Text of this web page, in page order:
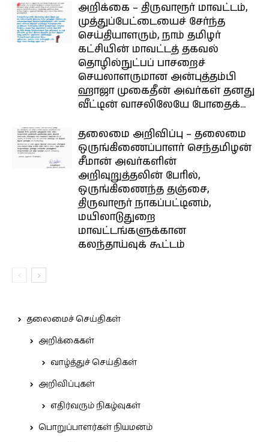
அறிக்கை – திருவாரூர் மாவட்டம்,
முத்துப்பேட்டையைச் சேர்ந்த
செய்தியாளரும், நாம் தமிழர்
கட்சியின் மாவட்டத் தகவல்
தொழில்நுட்பப் பாசறைச்
செயலாளருமான அன்புத்தம்பி
ஹாஜா முகைதீன் அவர்கள் தனது
வீட்டின் வாசலிலேயே போதைக்...
தலைமை அறிவிப்பு – தலைமை
ஒருங்கிணைப்பாளர் செந்தமிழன்
சீமான் அவர்களின்
அறிவுறுத்தலின் பேரில்,
ஒருங்கிணைந்த தஞ்சை,
திருவாரூர் நாகப்பட்டினம்,
மயிலாடுதுறை
மாவட்டங்களுக்கான
கலந்தாய்வுக் கூட்டம்
தலைமைச் செய்திகள்
அறிக்கைகள்
வாழ்த்துச் செய்திகள்
அறிவிப்புகள்
எதிர்வரும் நிகழ்வுகள்
பொறுப்பாளர்கள் நியமனம்